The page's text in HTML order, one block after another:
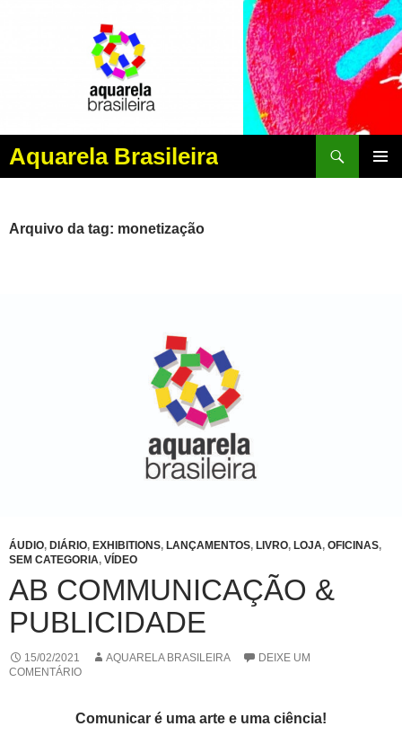
Aquarela Brasileira
PULAR
CONTEÚDO
Arquivo da tag: monetização
ÁUDIO, DIÁRIO, EXHIBITIONS, LANÇAMENTOS, LIVRO, LOJA, OFICINAS,
SEM CATEGORIA, VÍDEO
AB COMMUNICAÇÃO &
PUBLICIDADE
15/02/2021 AQUARELA BRASILEIRA
DEIXE UM
COMENTÁRIO
Comunicar é uma arte e uma ciência!